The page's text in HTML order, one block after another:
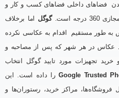
فضاهای داخلی فضاهای کسب و کار و
است.
گوگل اما برخلاف
به طور مستقیم اقدام به عکاسی نکرده
عکاس در هر شهر که پس از مصاحبه و
تجهیزات مورد تایید گوگل انتخاب
Google Trustedرا داده است. این
مراکز خرید، رستوران‌ها و